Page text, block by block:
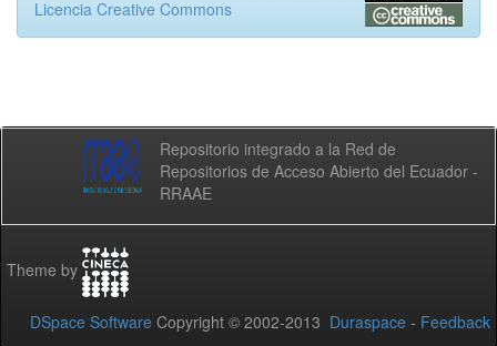
Licencia Creative Commons
Repositorio integrado a la Red de
Repositorios de Acceso Abierto del Ecuador -
RRAAE
Theme by
DSpace Software Copyright © 2002-2013 Duraspace - Feedback